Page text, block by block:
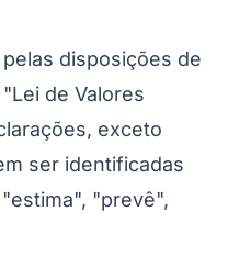
disposições de
de Valores
exceto
ser identificadas
"prevê",